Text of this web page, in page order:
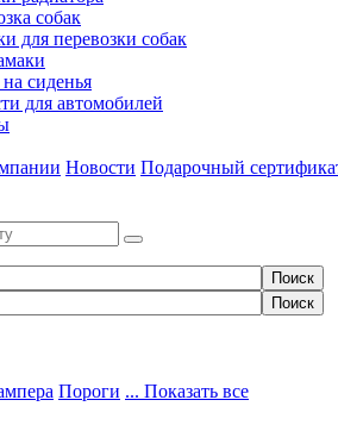
собак
для перевозки собак
сиденья
для автомобилей
Новости Подарочный
Пороги ... Показать все